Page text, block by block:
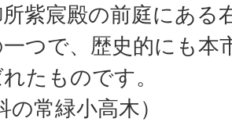
紫宸殿の前庭にある
つで、歴史的にも本
たものです。
の常緑小高木）